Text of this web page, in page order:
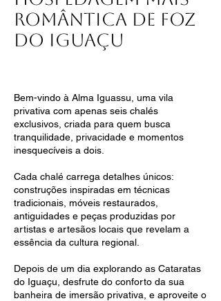
romântica de Foz
do Iguaçu
Bem-vindo à Alma Iguassu, uma vila
privativa com apenas seis chalés
exclusivos, criada para quem busca
tranquilidade, privacidade e momentos
inesquecíveis a dois.
Cada chalé carrega detalhes únicos:
construções inspiradas em técnicas
tradicionais, móveis restaurados,
antiguidades e peças produzidas por
artistas e artesãos locais que revelam a
essência da cultura regional.
Depois de um dia explorando as Cataratas
do Iguaçu, desfrute do conforto da sua
banheira de imersão privativa, e aproveite o